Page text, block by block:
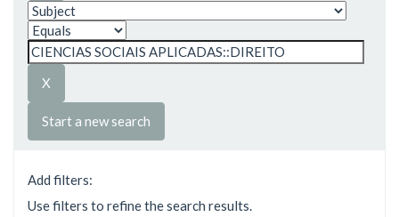
Start a new search
Add filters:
Use filters to refine the search results.